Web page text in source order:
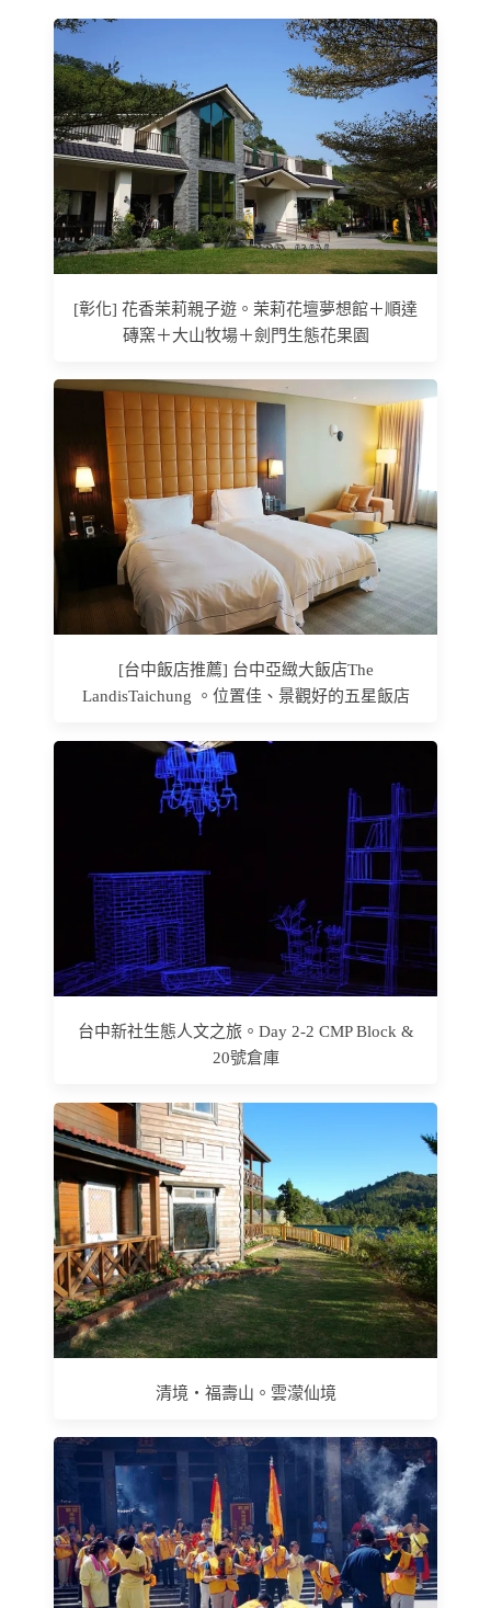
[彰化] 花香茉莉親子遊。茉莉花壇夢想館＋順達
磚窯＋大山牧場＋劍門生態花果園
[台中飯店推薦] 台中亞緻大飯店The
LandisTaichung 。位置佳、景觀好的五星飯店
台中新社生態人文之旅。Day 2-2 CMP Block &
20號倉庫
清境‧福壽山。雲濛仙境